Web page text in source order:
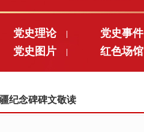
党史理论 党史事件
党史图片 红色场馆
纪念碑碑文敬读